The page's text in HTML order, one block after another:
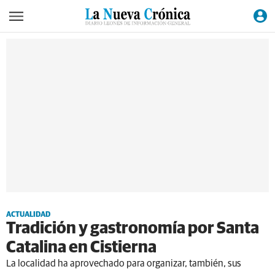
ACTUALIDAD
Tradición y gastronomía por Santa
Catalina en Cistierna
La localidad ha aprovechado para organizar, también, sus